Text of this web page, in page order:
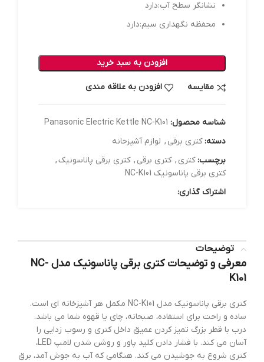
نشانگر سطح آب:دارد
محفظه نگهداری سیم:دارد
افزودن به سبد خرید
مقایسه افزودن به علاقه مندی
شناسه محصول: Panasonic Electric Kettle NC-K101
دسته: کتری برقی , لوازم آشپزخانه
برچسب: کتری , کتری برقی , کتری برقی پاناسونیک,
کتری برقی پاناسونیک NC-K101
اشتراک گذاری:
توضیحات
معرفی و توضیحات کتری برقی پاناسونیک مدل NC-
K101
کتری برقی پاناسونیک مدل NC-K101 مکمل هر آشپزخانه ای است.
ساده و راحت برای استفاده، صبحانه، چای یا قهوه شما می باشد.
درب با قطر بزرگ تمیز کردن عمیق داخل کتری و رسوب زدایی را
آسان می کند. با فشار دادن کلید پاور و روشن شدن لامپ LED،
کتری شروع به جوشیدن می کند. هنگامی که آب به جوش آمد، برق